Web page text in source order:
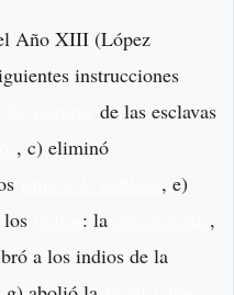
Año XIII (López
instrucciones
de las esclavas
, c) eliminó
, e)
: la
,
a los indios de la